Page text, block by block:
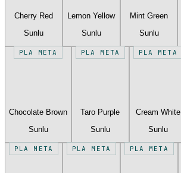
Cherry Red
Sunlu
Lemon Yellow
Sunlu
Mint Green
Sunlu
PLA META
Chocolate Brown
Sunlu
PLA META
Taro Purple
Sunlu
PLA META
Cream White
Sunlu
PLA META PLA META PLA META